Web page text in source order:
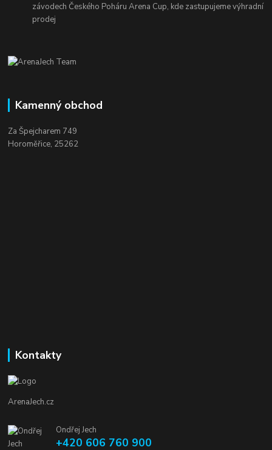
závodech Českého Poháru Arena Cup, kde zastupujeme výhradní
prodej
Kamenný obchod
Za Špejcharem 749
Horoměřice, 25262
Kontakty
ArenaJech.cz
Ondřej Jech
+420 606 760 900